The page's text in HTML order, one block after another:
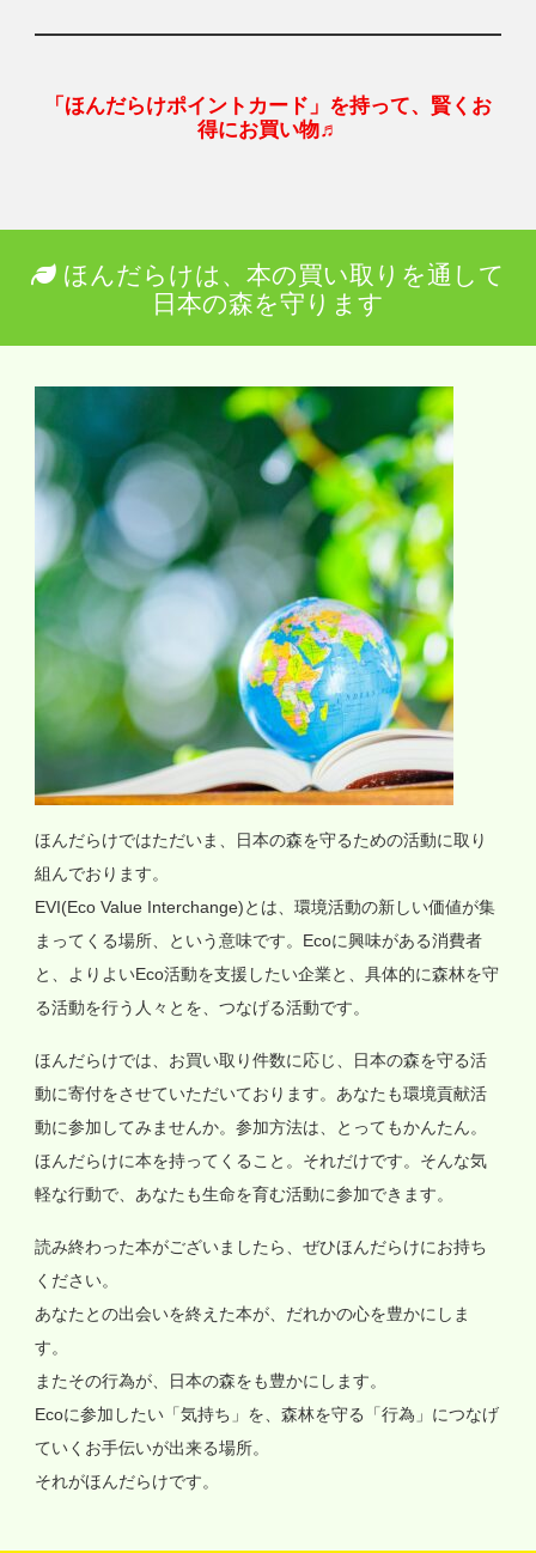
「ほんだらけポイントカード」を持って、賢くお
得にお買い物♬
ほんだらけは、本の買い取りを通して
日本の森を守ります
ほんだらけではただいま、日本の森を守るための活動に取り
組んでおります。
EVI(Eco Value Interchange)とは、環境活動の新しい価値が集
まってくる場所、という意味です。Ecoに興味がある消費者
と、よりよいEco活動を支援したい企業と、具体的に森林を守
る活動を行う人々とを、つなげる活動です。
ほんだらけでは、お買い取り件数に応じ、日本の森を守る活
動に寄付をさせていただいております。あなたも環境貢献活
動に参加してみませんか。参加方法は、とってもかんたん。
ほんだらけに本を持ってくること。それだけです。そんな気
軽な行動で、あなたも生命を育む活動に参加できます。
読み終わった本がございましたら、ぜひほんだらけにお持ち
ください。
あなたとの出会いを終えた本が、だれかの心を豊かにしま
す。
またその行為が、日本の森をも豊かにします。
Ecoに参加したい「気持ち」を、森林を守る「行為」につなげ
ていくお手伝いが出来る場所。
それがほんだらけです。